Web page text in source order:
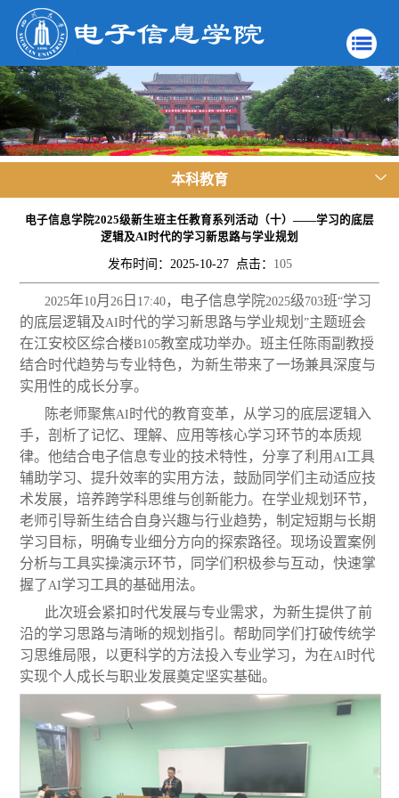
本科教育
电子信息学院2025级新生班主任教育系列活动（十）——学习的底层
逻辑及AI时代的学习新思路与学业规划
发布时间：2025-10-27 点击： 105
2025年10月 26 日 17:40 ，电子信息学院2025级703班“学习
的底层逻辑及AI 时代的学习新思路与学业规划”主题班会
在江安校区综合楼B105教室成功举办。班主任陈雨副教授
结合时代趋势与专业特色，为新生带来了一场兼具深度与
实用性的成长分享。
陈老师聚焦AI 时代的教育变革，从学习的底层逻辑入
手，剖析了记忆、理解、应用等核心学习环节的本质规
律。他结合电子信息专业的技术特性，分享了利用 AI工具
辅助学习、提升效率的实用方法，鼓励同学们主动适应技
术发展，培养跨学科思维与创新能力。在学业规划环节，
老师引导新生结合自身兴趣与行业趋势，制定短期与长期
学习目标，明确专业细分方向的探索路径。现场设置案例
分析与工具实操演示环节，同学们积极参与互动，快速掌
握了AI学习工具的基础用法。
此次班会紧扣时代发展与专业需求，为新生提供了前
沿的学习思路与清晰的规划指引。帮助同学们打破传统学
习思维局限，以更科学的方法投入专业学习，为在AI 时代
实现个人成长与职业发展奠定坚实基础。